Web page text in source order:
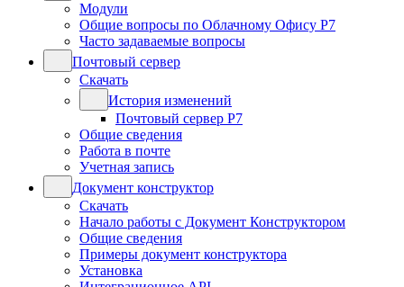
Модули
Общие вопросы по Облачному Офису Р7
Часто задаваемые вопросы
Почтовый сервер
Скачать
История изменений
Почтовый сервер Р7
Общие сведения
Работа в почте
Учетная запись
Документ конструктор
Скачать
Начало работы с Документ Конструктором
Общие сведения
Примеры документ конструктора
Установка